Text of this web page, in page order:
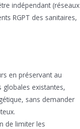
indépendant (réseaux
RGPT des sanitaires,
en préservant au
existantes,
sans demander
de limiter les